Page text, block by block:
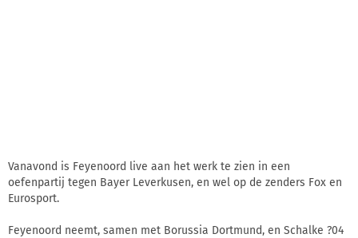
Vanavond is Feyenoord live aan het werk te zien in een
oefenpartij tegen Bayer Leverkusen, en wel op de zenders Fox en
Eurosport.
Feyenoord neemt, samen met Borussia Dortmund, en Schalke ?04